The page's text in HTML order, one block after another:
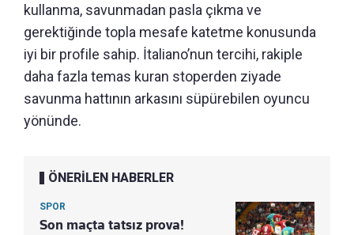
kullanma, savunmadan pasla çıkma ve
gerektiğinde topla mesafe katetme konusunda
iyi bir profile sahip. İtaliano’nun tercihi, rakiple
daha fazla temas kuran stoperden ziyade
savunma hattının arkasını süpürebilen oyuncu
yönünde.
ÖNERİLEN HABERLER
SPOR
Son maçta tatsız prova!